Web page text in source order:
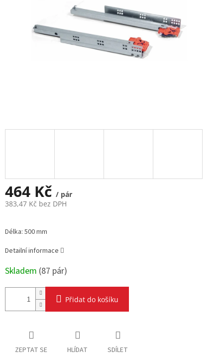
464 Kč / pár
383,47 Kč bez DPH
cena:
Délka: 500 mm
Detailní informace
Skladem (87 pár)
Přidat do košíku
ZEPTAT SE HLÍDAT SDÍLET